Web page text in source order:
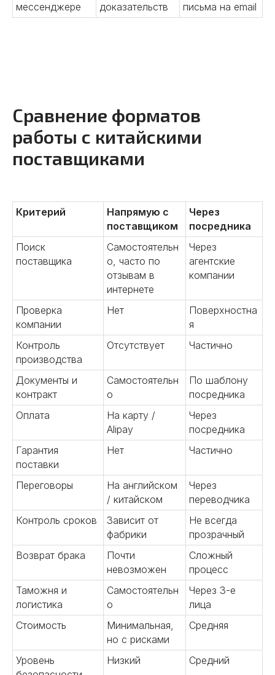
мессенджере
доказательств
письма на email
Сравнение форматов
работы с китайскими
поставщиками
Критерий
Напрямую с
поставщиком
Через
посредника
Поиск
поставщика
Самостоятельн
о, часто по
отзывам в
интернете
Через
агентские
компании
Проверка
компании
Нет
Поверхностна
я
Контроль
производства
Отсутствует Частично
Документы и
контракт
Самостоятельн
о
По шаблону
посредника
Оплата
На карту /
Alipay
Через
посредника
Гарантия
поставки
Нет Частично
Переговоры
На английском
/ китайском
Через
переводчика
Контроль сроков
Зависит от
фабрики
Не всегда
прозрачный
Возврат брака
Почти
невозможен
Сложный
процесс
Таможня и
логистика
Самостоятельн
о
Через 3-е
лица
Стоимость
Минимальная,
но с рисками
Средняя
Уровень
Низкий Средний
Разрабатываем прототипы,
тестируем образцы,
контролируем выпуск серийной
продукции. Обеспечиваем
надежные поставки и лучшие
04
Подробнее
Заключение контракта
Улучшаем условия сделки.
Оформляем юридическое
сопровождения сделок.
Заключаем контракты от лица
китайской компании.
Контролируем условия оплаты.
Консультируем по вопросам
денежных переводов.
03
Подробнее
02
Подробнее